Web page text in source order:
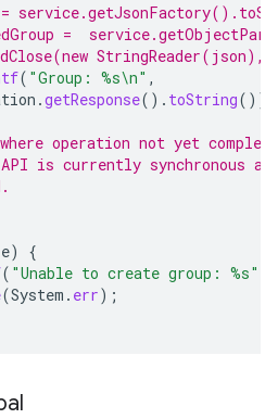
=
StringReader(json),
( "Group: %s\n" ,
.getResponse(). toString());
operation not yet
is currently synchronous
e)
{
( "Unable to create group: %s"
(System . err);